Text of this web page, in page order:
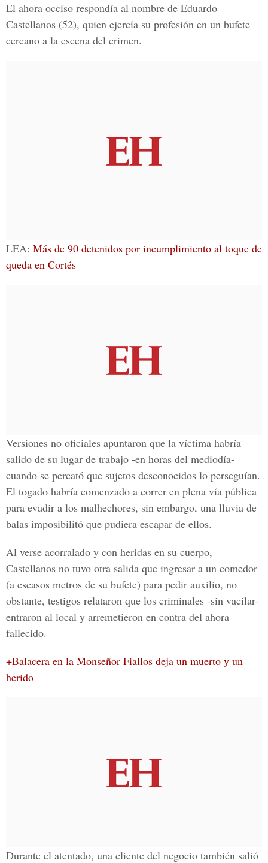
El ahora occiso respondía al nombre de Eduardo
Castellanos (52), quien ejercía su profesión en un bufete
cercano a la escena del crimen.
LEA: Más de 90 detenidos por incumplimiento al toque de
queda en Cortés
Versiones no oficiales apuntaron que la víctima habría
salido de su lugar de trabajo -en horas del mediodía-
cuando se percató que sujetos desconocidos lo perseguían.
El togado habría comenzado a correr en plena vía pública
para evadir a los malhechores, sin embargo, una lluvia de
balas imposibilitó que pudiera escapar de ellos.
Al verse acorralado y con heridas en su cuerpo,
Castellanos no tuvo otra salida que ingresar a un comedor
(a escasos metros de su bufete) para pedir auxilio, no
obstante, testigos relataron que los criminales -sin vacilar-
entraron al local y arremetieron en contra del ahora
fallecido.
+Balacera en la Monseñor Fiallos deja un muerto y un
herido
Durante el atentado, una cliente del negocio también salió